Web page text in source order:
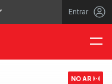
Entrar
NO AR